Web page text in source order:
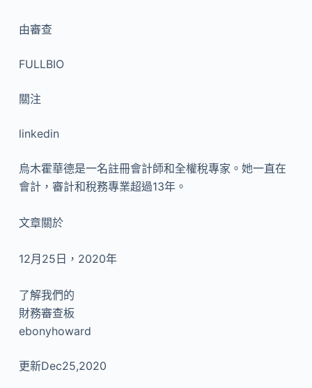
由審查
FULLBIO
關注
linkedin
烏木霍華德是一名註冊會計師和全權稅專家。她一直在
會計，審計和稅務專業超過13年。
文章關於
12月25日，2020年
了解我們的
財務審查板
ebonyhoward
更新Dec25,2020